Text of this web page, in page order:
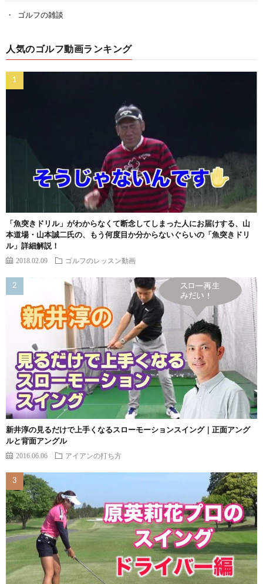
ゴルフの雑談
人気のゴルフ動画ランキング
「魚突きドリル」がわからなくて断念してしまった人にお届けする、山
本道場・山本誠二氏の、もう何度目か分からないぐらいの「魚突きドリ
ル」詳細解説！
2018.02.09 ゴルフのレッスン動画
新井淳の見るだけで上手くなるスローモーションスイング｜正面アング
ルと背面アングル
2016.06.06 アイアンの打ち方